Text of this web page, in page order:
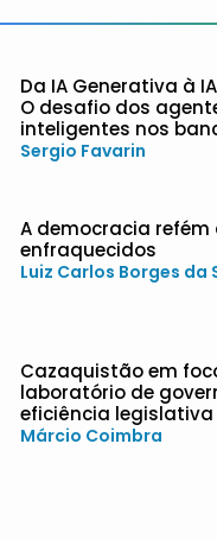
Da IA Generativa à
O desafio dos
inteligentes nos
Sergio Favarin
A democracia
enfraquecidos
Luiz Carlos Borges da
Cazaquistão em
laboratório de
eficiência legislativa
Márcio Coimbra